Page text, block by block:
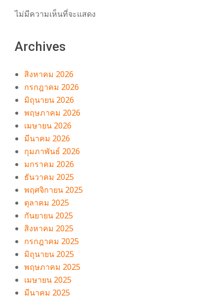
ไม่มีความเห็นที่จะแสดง
Archives
สิงหาคม 2026
กรกฎาคม 2026
มิถุนายน 2026
พฤษภาคม 2026
เมษายน 2026
มีนาคม 2026
กุมภาพันธ์ 2026
มกราคม 2026
ธันวาคม 2025
พฤศจิกายน 2025
ตุลาคม 2025
กันยายน 2025
สิงหาคม 2025
กรกฎาคม 2025
มิถุนายน 2025
พฤษภาคม 2025
เมษายน 2025
มีนาคม 2025